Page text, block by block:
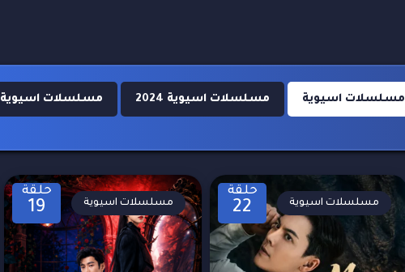
مسلسلات اسيوية مسلسلات اسيوية 2024 مسلسلات اسيوية HD
حلقة
22 مسلسلات اسيوية
حلقة
19 مسلسلات اسيوية